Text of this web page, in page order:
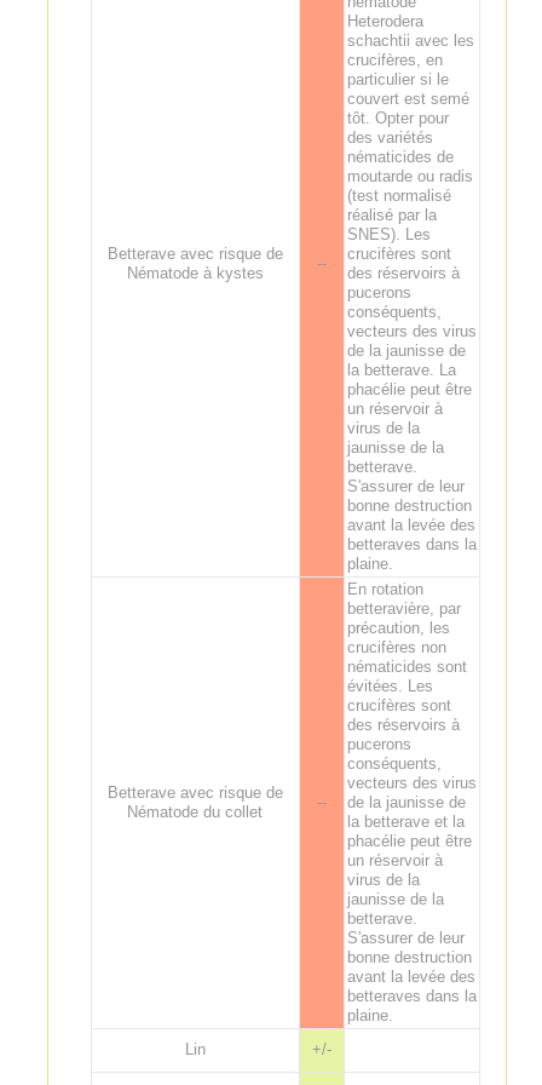
Betterave avec risque de
Nématode à kystes
--
Heterodera
schachtii avec les
crucifères, en
particulier si le
couvert est semé
tôt. Opter pour
des variétés
nématicides de
moutarde ou radis
(test normalisé
réalisé par la
SNES). Les
crucifères sont
des réservoirs à
pucerons
conséquents,
vecteurs des virus
de la jaunisse de
la betterave. La
phacélie peut être
un réservoir à
virus de la
jaunisse de la
betterave.
S'assurer de leur
bonne destruction
avant la levée des
betteraves dans la
plaine.
Betterave avec risque de
Nématode du collet
--
En rotation
betteravière, par
précaution, les
crucifères non
nématicides sont
évitées. Les
crucifères sont
des réservoirs à
pucerons
conséquents,
vecteurs des virus
de la jaunisse de
la betterave et la
phacélie peut être
un réservoir à
virus de la
jaunisse de la
betterave.
S'assurer de leur
bonne destruction
avant la levée des
betteraves dans la
plaine.
Lin
+/-